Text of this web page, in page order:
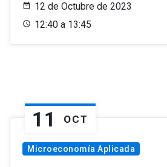
12 de Octubre de 2023
12:40 a 13:45
11 OCT
Microeconomía Aplicada